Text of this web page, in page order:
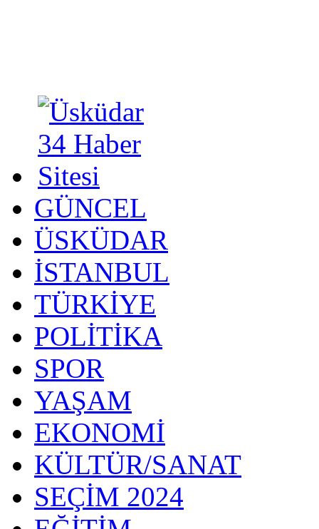
GÜNCEL
ÜSKÜDAR
İSTANBUL
TÜRKİYE
POLİTİKA
SPOR
YAŞAM
EKONOMİ
KÜLTÜR/SANAT
SEÇİM 2024